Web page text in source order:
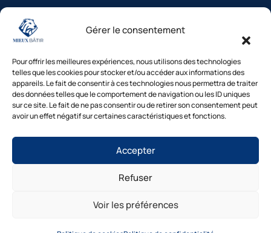
Gérer le consentement
Pour offrir les meilleures expériences, nous utilisons des technologies
telles que les cookies pour stocker et/ou accéder aux informations des
appareils. Le fait de consentir à ces technologies nous permettra de traiter
des données telles que le comportement de navigation ou les ID uniques
sur ce site. Le fait de ne pas consentir ou de retirer son consentement peut
avoir un effet négatif sur certaines caractéristiques et fonctions.
Accepter
Refuser
Voir les préférences
La Bédoule : 04.42.36.29.99
St-Cannat : 04.42.36.29.99
Cavaillon : 04.84.85.88.94
Le Beausset : 04.94.38.22.19
© Mieux Bâtir – Tous droits réservés |
Politique de confidentialité|
Accessibilité
Site réalisé par Mieux Bâtir
Besoin d’un diagnostic ?
Nos experts vous répondentsous 48h
1. Inspection gratuite →2. Devis clair →3.